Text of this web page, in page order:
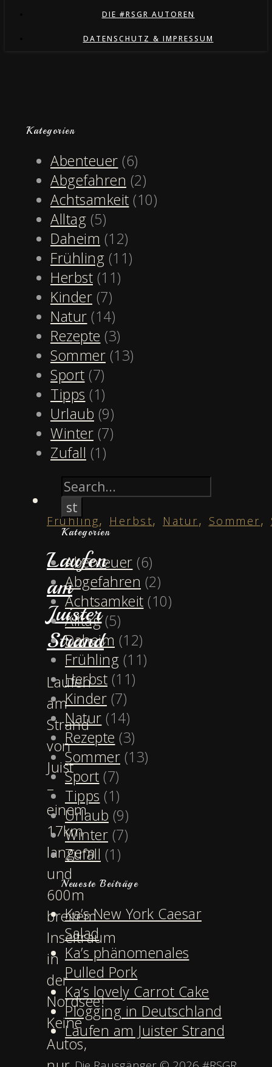
DIE #RSGR AUTOREN
DATENSCHUTZ & IMPRESSUM
Kategorien
Abenteuer (6)
Abgefahren (2)
Achtsamkeit (10)
Alltag (5)
Daheim (12)
Frühling (11)
Herbst (11)
Kinder (7)
Natur (14)
Rezepte (3)
Sommer (13)
Sport (7)
Tipps (1)
Urlaub (9)
Winter (7)
Zufall (1)
Frühling, Herbst, Natur, Sommer,
Laufen
am
Juister
Strand
Laufen
am
Strand
von
Juist
–
einem
17km
langem
und
600m
breitem
Inseltraum
in
der
Nordsee!
Keine
Autos,
Kategorien
Abenteuer (6)
Abgefahren (2)
Achtsamkeit (10)
Alltag(5)
Daheim (12)
Frühling (11)
Herbst (11)
Kinder (7)
Natur (14)
Rezepte (3)
Sommer (13)
Sport (7)
Tipps (1)
Urlaub (9)
Winter (7)
Zufall (1)
Neueste Beiträge
Ka’s New York Caesar
Salad
Ka’s phänomenales
Pulled Pork
Ka’s lovely Carrot Cake
Plogging in Deutschland
Laufen am Juister Strand